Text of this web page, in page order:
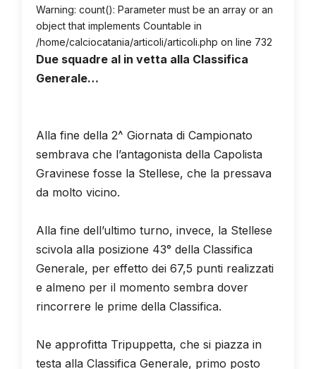
Warning: count(): Parameter must be an array or an
object that implements Countable in
/home/calciocatania/articoli/articoli.php on line 732
Due squadre al in vetta alla Classifica
Generale…
Alla fine della 2^ Giornata di Campionato
sembrava che l’antagonista della Capolista
Gravinese fosse la Stellese, che la pressava
da molto vicino.
Alla fine dell’ultimo turno, invece, la Stellese
scivola alla posizione 43° della Classifica
Generale, per effetto dei 67,5 punti realizzati
e almeno per il momento sembra dover
rincorrere le prime della Classifica.
Ne approfitta Tripuppetta, che si piazza in
testa alla Classifica Generale, primo posto